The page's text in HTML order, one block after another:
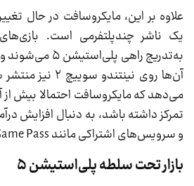
علاوه بر این، مایکروسافت در حال
یک ناشر چندپلتفرمی است.
به‌تدریج راهی
آن‌ها روی
می‌دهد که مایکروسافت احتمالا بیش
تمرکز داشته باشد، به دنبال افزایش
و سرویس‌های اشتراکی مانند Xbox Game Pass است.
بازار تحت سلطه پلی‌استیشن ۵